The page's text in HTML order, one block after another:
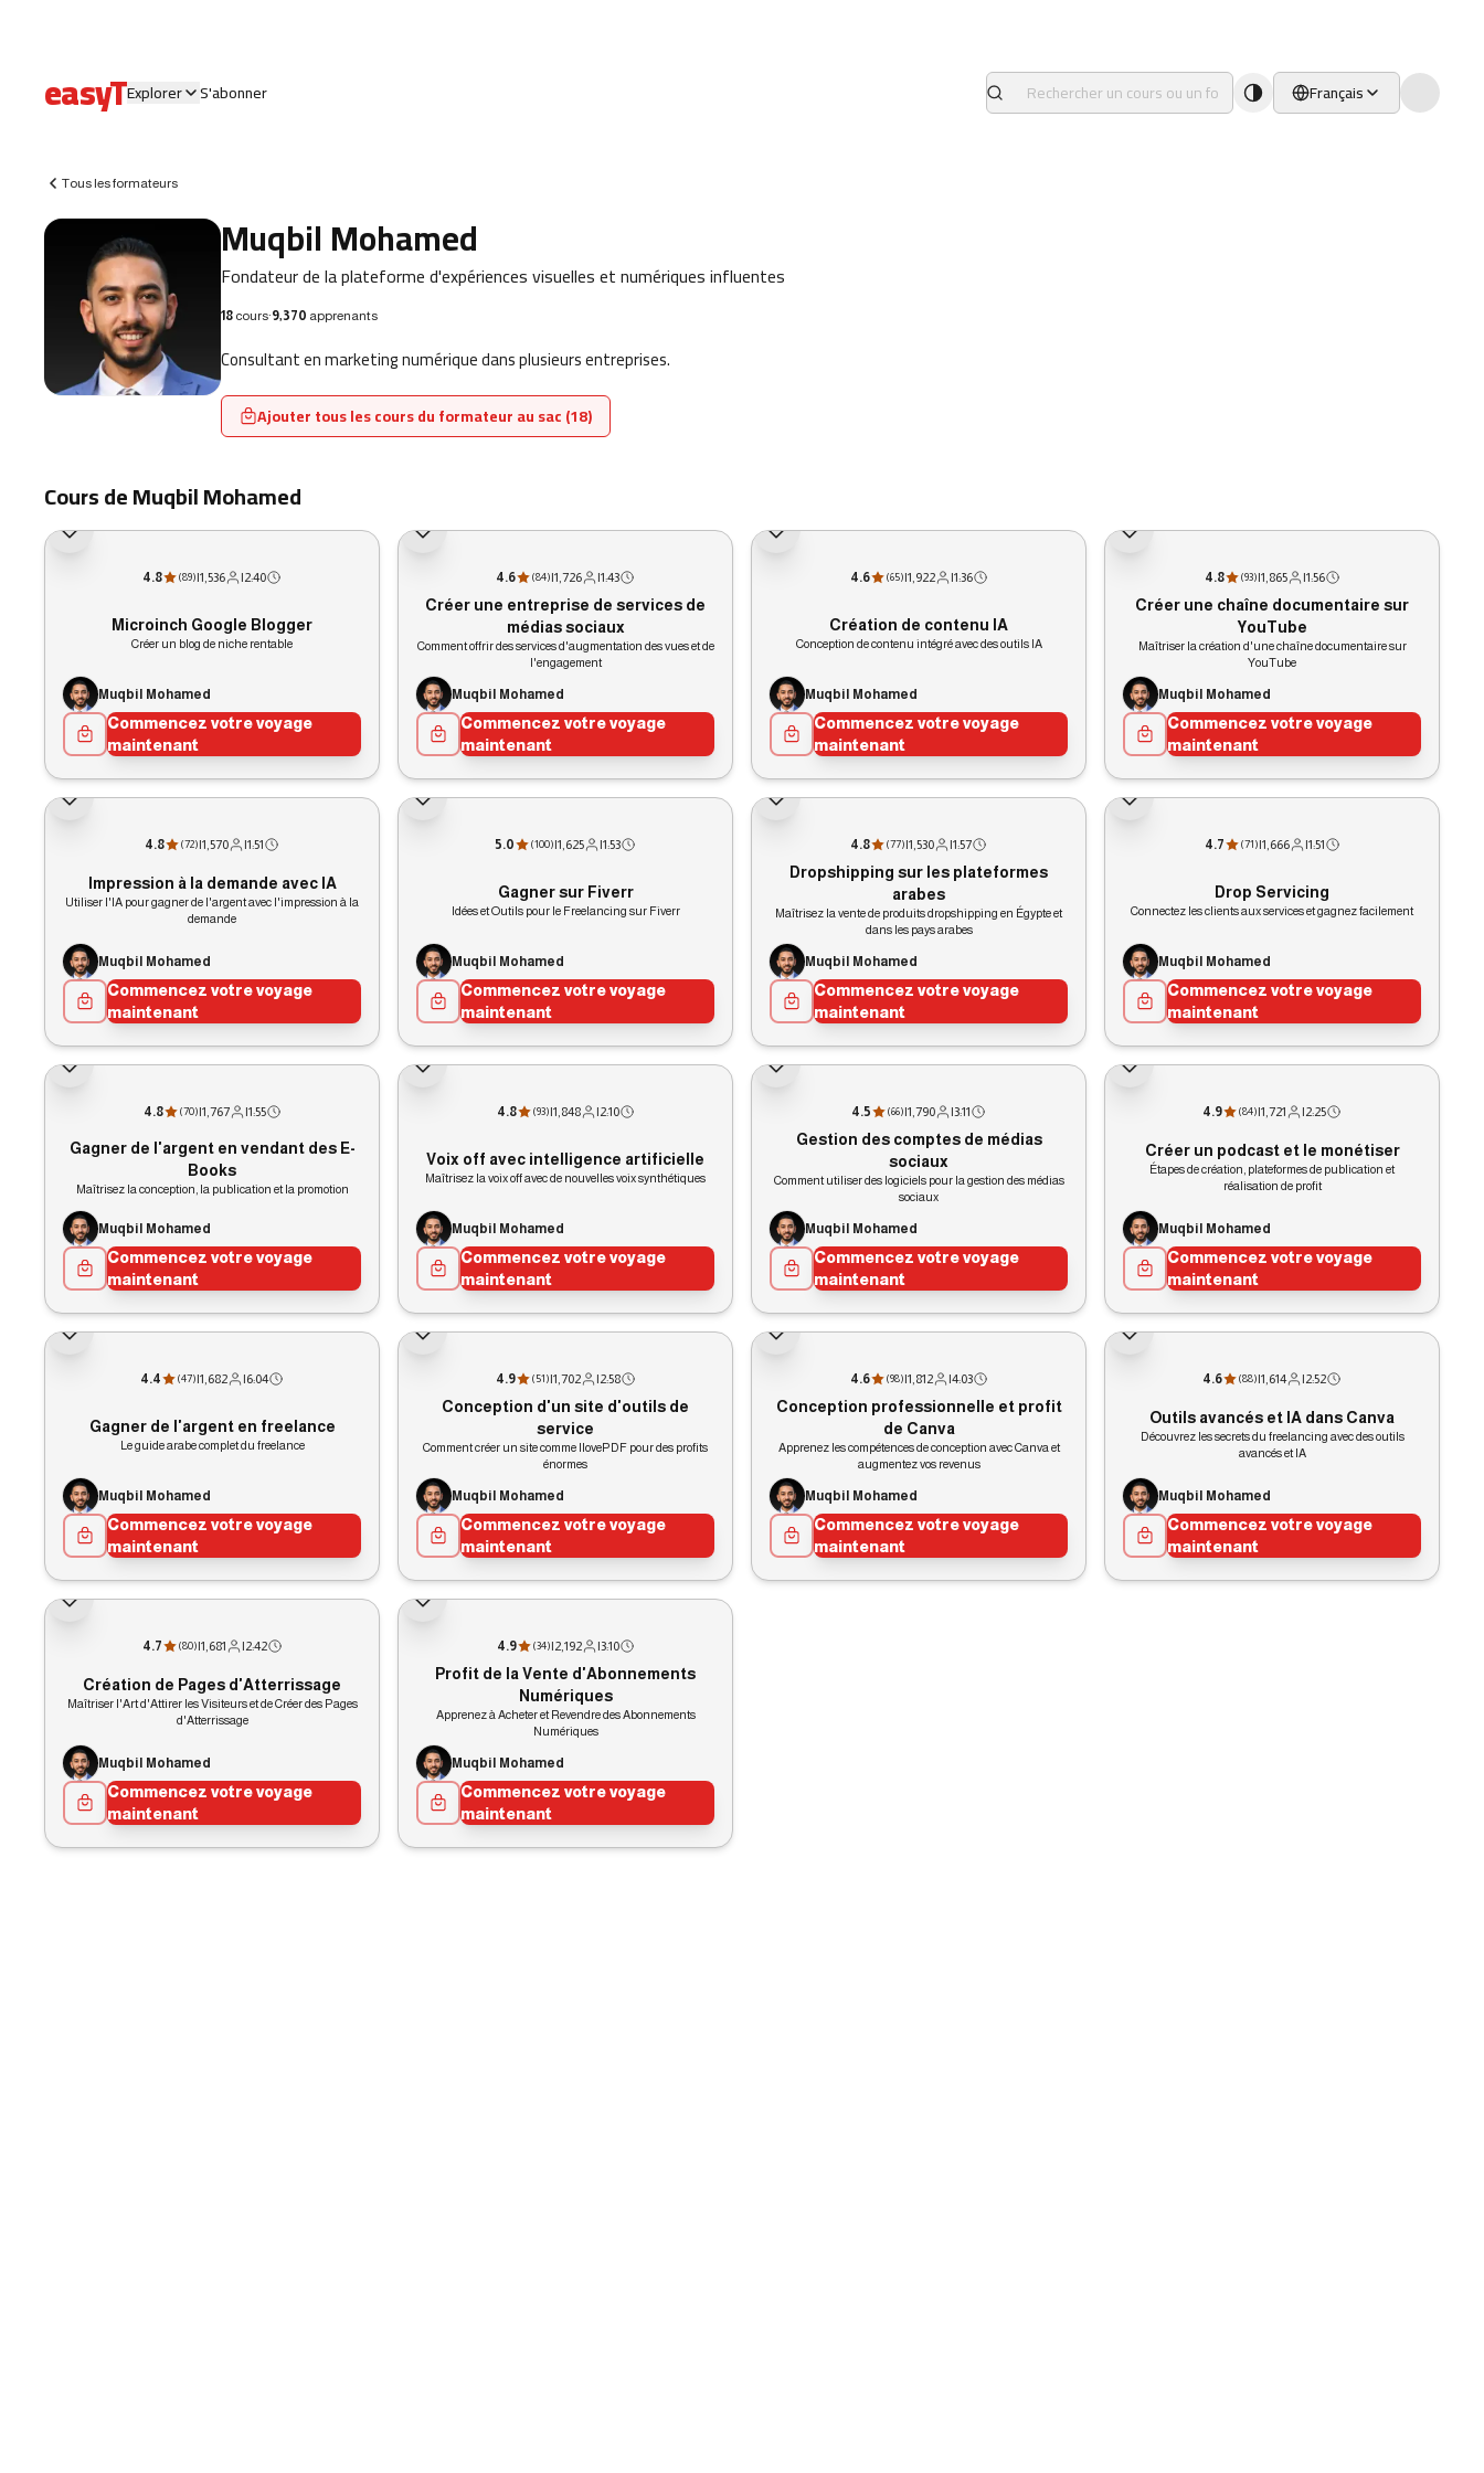
easyTExplorer S'abonner Français
Tous les formateurs
Muqbil Mohamed
Fondateur de la plateforme d'expériences visuelles et numériques influentes
18 cours·9,370 apprenants
Consultant en marketing numérique dans plusieurs entreprises.
Ajouter tous les cours du formateur au sac (18)
Cours de Muqbil Mohamed
4.8 (89)|1,536 |2:40
Microinch Google Blogger
Créer un blog de niche rentable
Muqbil Mohamed
Commencez votre voyage
maintenant
4.6 (84)|1,726 |1:43
Créer une entreprise de services de
médias sociaux
Comment offrir des services d'augmentation des vues et de
l'engagement
Muqbil Mohamed
Commencez votre voyage
maintenant
4.6 (65)|1,922 |1:36
Création de contenu IA
Conception de contenu intégré avec des outils IA
Muqbil Mohamed
Commencez votre voyage
maintenant
4.8 (93)|1,865 |1:56
Créer une chaîne documentaire sur
YouTube
Maîtriser la création d'une chaîne documentaire sur
YouTube
Muqbil Mohamed
Commencez votre voyage
maintenant
4.8 (72)|1,570 |1:51
Impression à la demande avec IA
Utiliser l'IA pour gagner de l'argent avec l'impression à la
demande
Muqbil Mohamed
Commencez votre voyage
maintenant
5.0 (100)|1,625 |1:53
Gagner sur Fiverr
Idées et Outils pour le Freelancing sur Fiverr
Muqbil Mohamed
Commencez votre voyage
maintenant
4.8 (77)|1,530 |1:57
Dropshipping sur les plateformes
arabes
Maîtrisez la vente de produits dropshipping en Égypte et
dans les pays arabes
Muqbil Mohamed
Commencez votre voyage
maintenant
4.7 (71)|1,666 |1:51
Drop Servicing
Connectez les clients aux services et gagnez facilement
Muqbil Mohamed
Commencez votre voyage
maintenant
4.8 (70)|1,767 |1:55
Gagner de l'argent en vendant des E-
Books
Maîtrisez la conception, la publication et la promotion
Muqbil Mohamed
Commencez votre voyage
maintenant
4.8 (93)|1,848 |2:10
Voix off avec intelligence artificielle
Maîtrisez la voix off avec de nouvelles voix synthétiques
Muqbil Mohamed
Commencez votre voyage
maintenant
4.5 (66)|1,790 |3:11
Gestion des comptes de médias
sociaux
Comment utiliser des logiciels pour la gestion des médias
sociaux
Muqbil Mohamed
Commencez votre voyage
maintenant
4.9 (84)|1,721 |2:25
Créer un podcast et le monétiser
Étapes de création, plateformes de publication et
réalisation de profit
Muqbil Mohamed
Commencez votre voyage
maintenant
4.4 (47)|1,682 |6:04
Gagner de l'argent en freelance
Le guide arabe complet du freelance
Muqbil Mohamed
Commencez votre voyage
maintenant
4.9 (51)|1,702 |2:58
Conception d'un site d'outils de
service
Comment créer un site comme IlovePDF pour des profits
énormes
Muqbil Mohamed
Commencez votre voyage
maintenant
4.6 (98)|1,812 |4:03
Conception professionnelle et profit
de Canva
Apprenez les compétences de conception avec Canva et
augmentez vos revenus
Muqbil Mohamed
Commencez votre voyage
maintenant
4.6 (88)|1,614 |2:52
Outils avancés et IA dans Canva
Découvrez les secrets du freelancing avec des outils
avancés et IA
Muqbil Mohamed
Commencez votre voyage
maintenant
4.7 (80)|1,681 |2:42
Création de Pages d'Atterrissage
Maîtriser l'Art d'Attirer les Visiteurs et de Créer des Pages
d'Atterrissage
Muqbil Mohamed
Commencez votre voyage
maintenant
4.9 (34)|2,192 |3:10
Profit de la Vente d'Abonnements
Numériques
Apprenez à Acheter et Revendre des Abonnements
Numériques
Muqbil Mohamed
Commencez votre voyage
maintenant